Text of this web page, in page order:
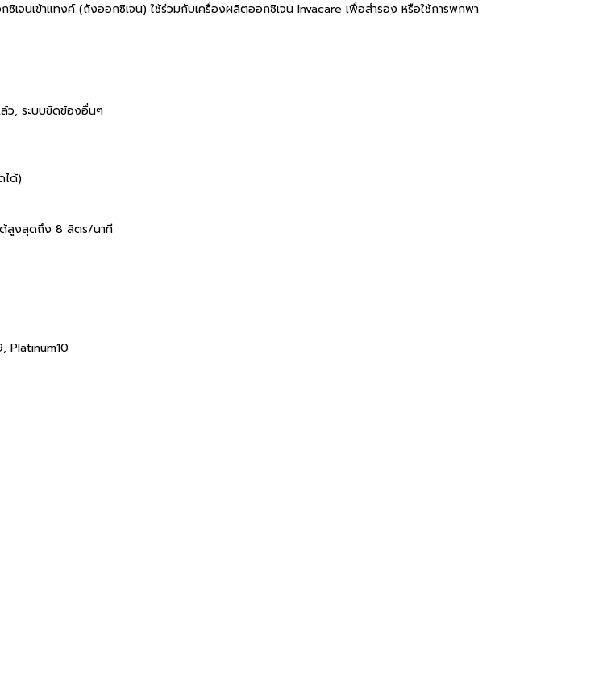
นเข้าแทงค์ (ถังออกซิเจน) ใช้ร่วมกับเครื่องผลิตออกซิเจน Invacare เพื่อสำรอง หรือใช้การพกพา
ว, ระบบขัดข้องอื่นๆ
ได้)
ด้สูงสุดถึง 8 ลิตร/นาที
Platinum10